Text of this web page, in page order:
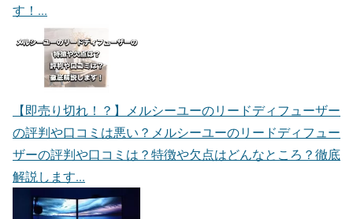
す！...
【即売り切れ！？】メルシーユーのリードディフューザー
の評判や口コミは悪い？ メルシーユーのリードディフュー
ザーの評判や口コミは？特徴や欠点はどんなところ？徹底
解説します...